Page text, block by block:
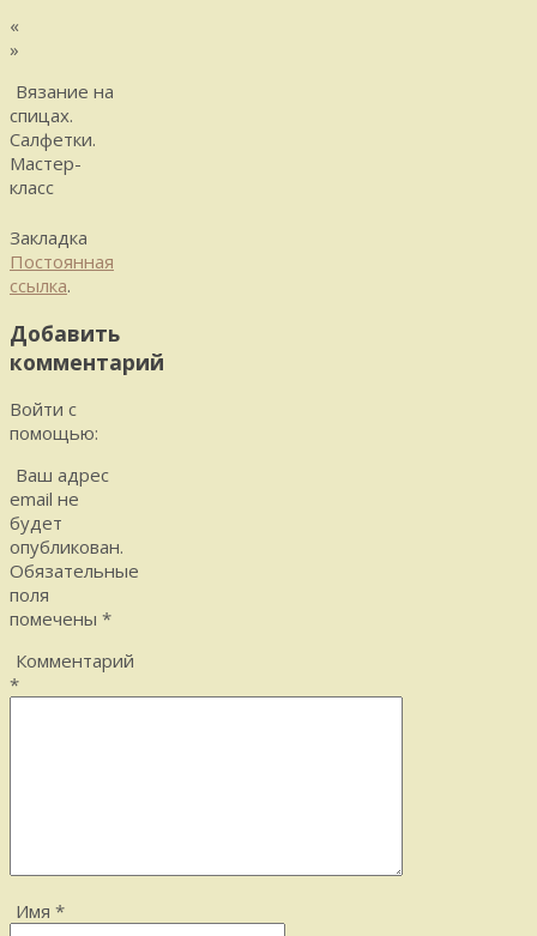
«
»
Вязание на
спицах.
Салфетки.
Мастер-
класс
Закладка
Постоянная
ссылка.
Добавить
комментарий
Войти с
помощью:
Ваш адрес
email не
будет
опубликован.
Обязательные
поля
помечены *
Комментарий
*
Имя *